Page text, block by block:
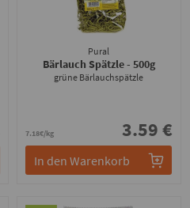
Pural
Bärlauch Spätzle- 500g
grüne Bärlauchspätzle
7.18€/kg 3.59 €
In den Warenkorb